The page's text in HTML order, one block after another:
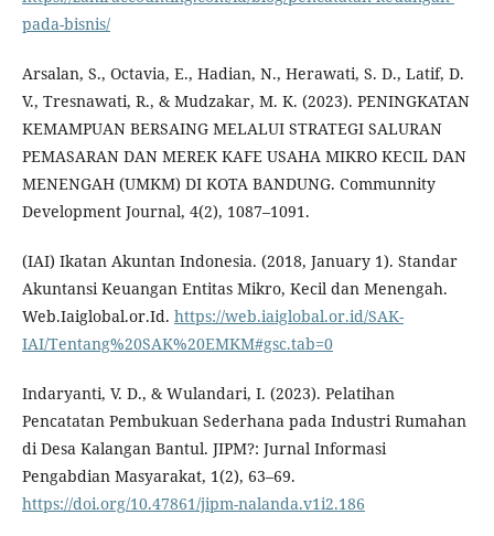
pada-bisnis/
Arsalan, S., Octavia, E., Hadian, N., Herawati, S. D., Latif, D.
V., Tresnawati, R., & Mudzakar, M. K. (2023). PENINGKATAN
KEMAMPUAN BERSAING MELALUI STRATEGI SALURAN
PEMASARAN DAN MEREK KAFE USAHA MIKRO KECIL DAN
MENENGAH (UMKM) DI KOTA BANDUNG. Communnity
Development Journal, 4(2), 1087–1091.
(IAI) Ikatan Akuntan Indonesia. (2018, January 1). Standar
Akuntansi Keuangan Entitas Mikro, Kecil dan Menengah.
Web.Iaiglobal.or.Id. https://web.iaiglobal.or.id/SAK-
IAI/Tentang%20SAK%20EMKM#gsc.tab=0
Indaryanti, V. D., & Wulandari, I. (2023). Pelatihan
Pencatatan Pembukuan Sederhana pada Industri Rumahan
di Desa Kalangan Bantul. JIPM?: Jurnal Informasi
Pengabdian Masyarakat, 1(2), 63–69.
https://doi.org/10.47861/jipm-nalanda.v1i2.186